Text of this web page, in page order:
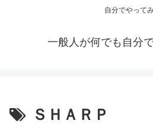
自分でやって
一般人が何でも自分
ＳＨＡＲＰ